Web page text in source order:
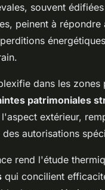
souvent
peinent à
dans les
patrimoniales
extérieur,
autorisations
rend l'étude
qui concilient